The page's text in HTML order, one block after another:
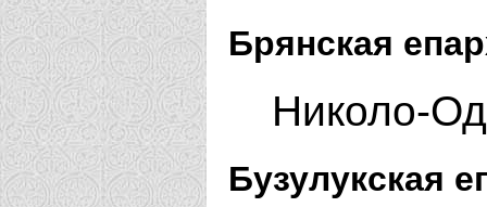
Брянская
Николо-
Бузулукская